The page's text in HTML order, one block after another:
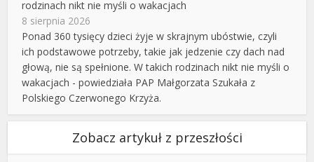
rodzinach nikt nie myśli o wakacjach
8 sierpnia 2026
Ponad 360 tysięcy dzieci żyje w skrajnym ubóstwie, czyli
ich podstawowe potrzeby, takie jak jedzenie czy dach nad
głową, nie są spełnione. W takich rodzinach nikt nie myśli o
wakacjach - powiedziała PAP Małgorzata Szukała z
Polskiego Czerwonego Krzyża.
Zobacz artykuł z przeszłości